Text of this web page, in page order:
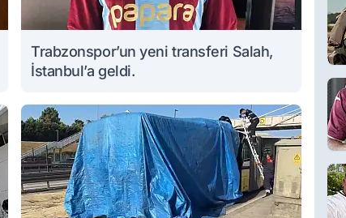
Trabzonspor’un yeni transferi Salah,
İstanbul’a geldi.